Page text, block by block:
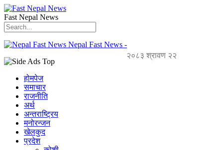
Fast Nepal News
Nepal Fast News -
२०८३ श्रावण २२
होमपेज
समाचार
राजनीति
अर्थ
अन्तराष्ट्रिय
मनोरन्जन
खेलकुद
प्रदेश